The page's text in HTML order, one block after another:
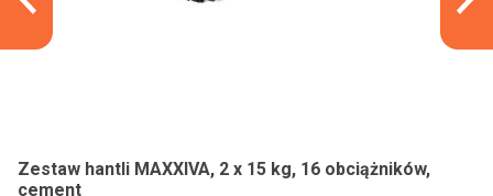
Zestaw hantli MAXXIVA, 2 x 15 kg, 16 obciążników,
cement